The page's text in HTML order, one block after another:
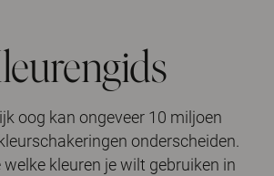
oog kan ongeveer 10 miljoen
onderscheiden.
welke kleuren je wilt gebruiken in